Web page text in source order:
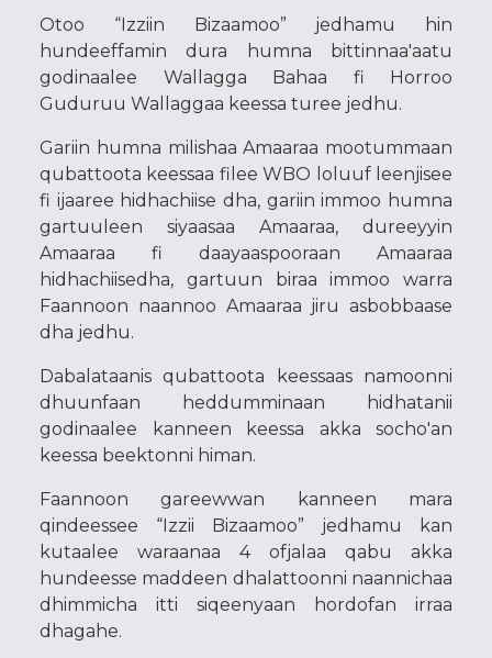
Otoo “Izziin Bizaamoo” jedhamu hin
hundeeffamin dura humna bittinnaa'aatu
godinaalee Wallagga Bahaa fi Horroo
Guduruu Wallaggaa keessa turee jedhu.
Gariin humna milishaa Amaaraa mootummaan
qubattoota keessaa filee WBO loluuf leenjisee
fi ijaaree hidhachiise dha, gariin immoo humna
gartuuleen siyaasaa Amaaraa, dureeyyin
Amaaraa fi daayaaspooraan Amaaraa
hidhachiisedha, gartuun biraa immoo warra
Faannoon naannoo Amaaraa jiru asbobbaase
dha jedhu.
Dabalataanis qubattoota keessaas namoonni
dhuunfaan heddumminaan hidhatanii
godinaalee kanneen keessa akka socho'an
keessa beektonni himan.
Faannoon gareewwan kanneen mara
qindeessee “Izzii Bizaamoo” jedhamu kan
kutaalee waraanaa 4 ofjalaa qabu akka
hundeesse maddeen dhalattoonni naannichaa
dhimmicha itti siqeenyaan hordofan irraa
dhagahe.